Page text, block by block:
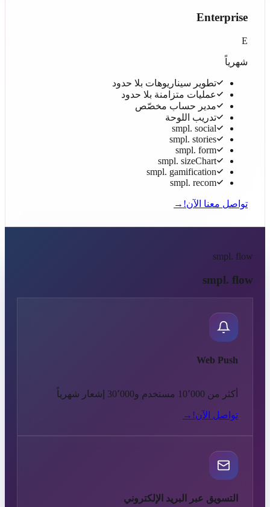
Enterprise
E
شهرياً
تطوير سيناريوهات بلا حدود
عمليات متزامنة بلا حدود
مدير حساب مخصّص
تدريب اللوحة
smpl. social
smpl. stories
smpl. form
smpl. sizeChart
smpl. gamification
smpl. recom
تواصل معنا الآن! →
smpl. flow
smpl. flow
Web Push
أكثر من 10٬000 مستخدم و30٬000 إشعار شهرياً
تواصل الآن! →
التسويق عبر البريد الإلكتروني